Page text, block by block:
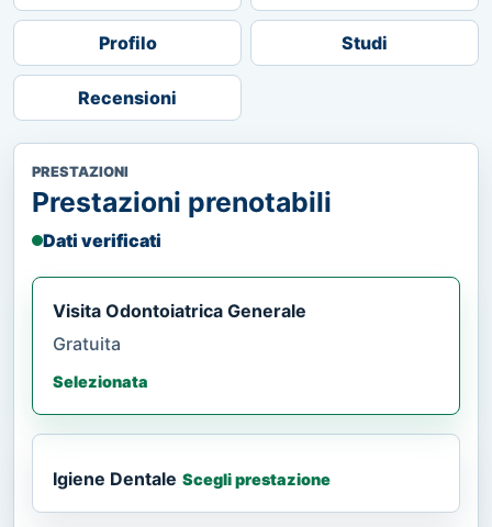
Profilo Studi
Recensioni
PRESTAZIONI
Prestazioni prenotabili
Dati verificati
Visita Odontoiatrica Generale
Gratuita
Selezionata
Igiene Dentale Scegli prestazione